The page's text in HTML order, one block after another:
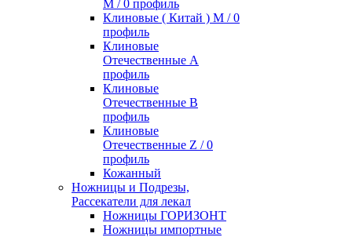
М / 0 профиль
Клиновые ( Китай ) М / 0
профиль
Клиновые
Отечественные А
профиль
Клиновые
Отечественные В
профиль
Клиновые
Отечественные Z / 0
профиль
Кожанный
Ножницы и Подрезы,
Рассекатели для лекал
Ножницы ГОРИЗОНТ
Ножницы импортные